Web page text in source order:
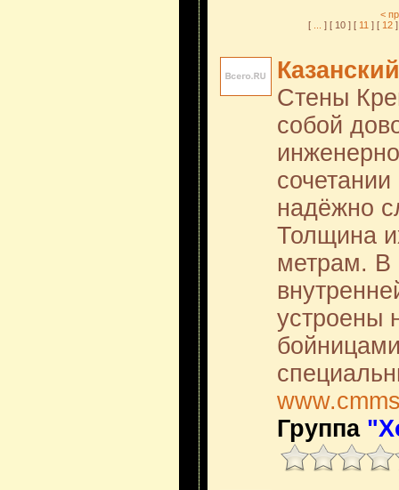
<
[... ] [ 10 ] [11 ] [12
Стены
собой
надёжно
Толщина
метрам. В
устроены
Группа